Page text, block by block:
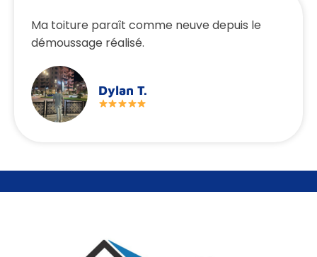
Ma toiture paraît comme neuve depuis le
démoussage réalisé.
Dylan T.